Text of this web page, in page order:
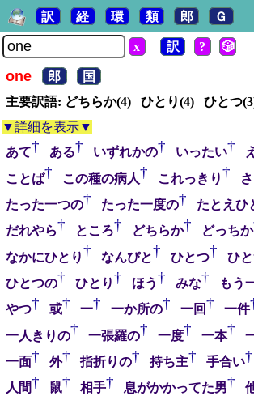
訳 経 環 類 郎 Ｇ
x 訳 ? 🎲
one 郎
国
主要訳語: どちらか(4) ひとり(4) ひとつ
▼詳細を表示▼
あて† ある† いずれかの† いったい†
ことば† この種の病人† これっきり†
たった一つの† たった一度の† たとえひ
だれやら† ところ† どちらか† どっちか
なかにひとり† なんぴと† ひとつ† ひ
ひとつの† ひとり† ほう† みな† もう
やつ† 或† 一† 一か所の† 一回† 一件
一人きりの† 一張羅の† 一度† 一本†
一面† 外† 指折りの† 持ち主† 手合い†
人間† 鼠† 相手† 息がかかってた男†